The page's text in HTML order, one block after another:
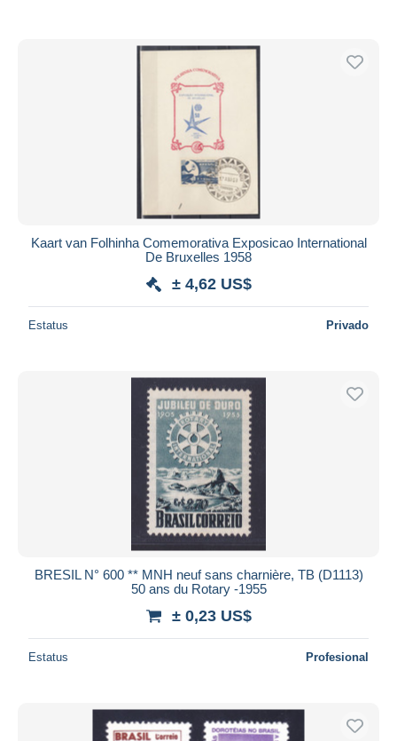
Kaart van Folhinha Comemorativa Exposicao International
De Bruxelles 1958
± 4,62 US$
Estatus Privado
BRESIL N° 600 ** MNH neuf sans charnière, TB (D1113)
50 ans du Rotary -1955
± 0,23 US$
Estatus Profesional